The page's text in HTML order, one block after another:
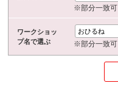
※部分一致可
ワークショッ
プ名で選ぶ
※部分一致可